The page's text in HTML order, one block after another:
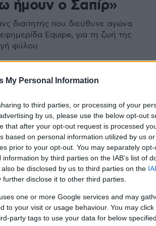
My Personal Information
to third parties, or processing of your
by us, please use the below opt-out
that after your opt-out request is processed
based on personal information utilized by us
prior to your opt-out. You may separately
by third parties on the IAB’s list of
be disclosed by us to third parties on the
further disclose it to other third parties.
one or more Google services and may
to your visit or usage behaviour. You may
party tags to use your data for below
ήμουν ο Σαπίρ»
διαιτητής που διεύθυνε αγώνα
Equipe, για τη ζωή της
φύλου
διαιτητή στο
έγινε η πρώτη τρανσέξουαλ
- Η ποδοσφαιρική ομοσπονδία
την ένταξή της στην